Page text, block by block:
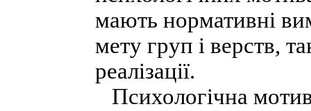
мають нормативні
мету груп і верств,
реалізації.
Психологічна